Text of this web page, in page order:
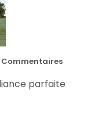
Commentaires
parfaite